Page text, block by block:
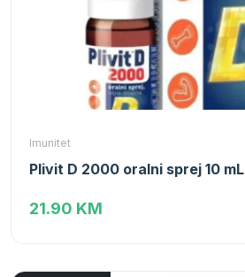
Imunitet
Plivit D 2000 oralni sprej 10 mL
21.90 KM